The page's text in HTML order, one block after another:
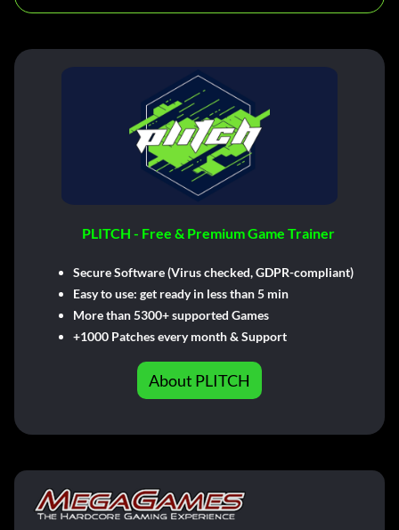
PLITCH - Free & Premium Game Trainer
Secure Software (Virus checked, GDPR-compliant)
Easy to use: get ready in less than 5 min
More than 5300+ supported Games
+1000 Patches every month & Support
About PLITCH